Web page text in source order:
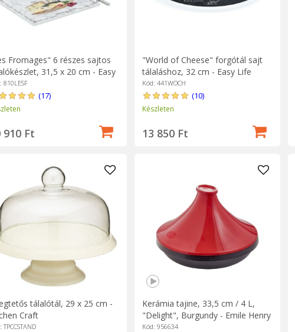
Fromages" 6 részes sajtos
31,5 x 20 cm - Easy
810LESF
(17)
910 Ft
"World of Cheese" forgótál sajt
tálaláshoz, 32 cm - Easy Life
Kód: 441WOCH
(10)
Készleten
13 850 Ft
tálalótál, 29 x 25 cm -
Craft
TPCCSTAND
Kerámia tajine, 33,5 cm / 4 L,
"Delight", Burgundy - Emile Henry
Kód: 956634